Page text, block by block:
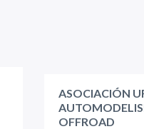
ASOCIACIÓN
OFFROAD